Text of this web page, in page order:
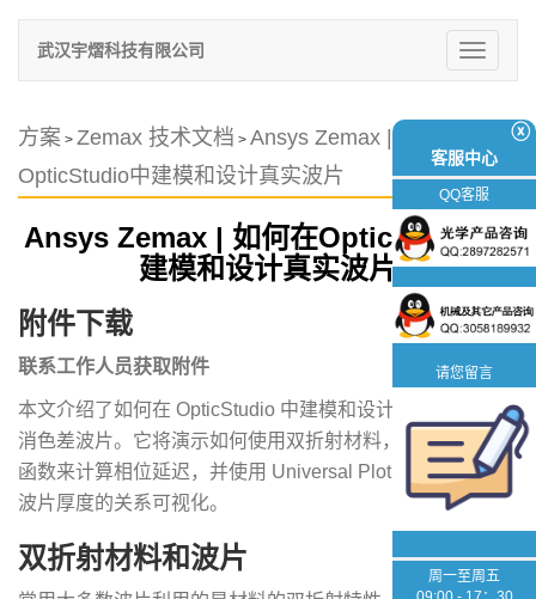
切
换
武汉宇熠科技有限公司
方案 > Zemax 技术文档 > Ansys Zemax | 如何在
OpticStudio中建模和设计真实波片
Ansys Zemax | 如何在OpticStudio中
建模和设计真实波片
附件下载
联系工作人员获取附件
本文介绍了如何在 OpticStudio 中建模和设计真实的单色和
消色差波片。它将演示如何使用双折射材料，通过构建评价
函数来计算相位延迟，并使用 Universal Plot 将相位延迟与
波片厚度的关系可视化。
双折射材料和波片
ⓧ
客服中心
QQ客服
请您留言
周一至周五